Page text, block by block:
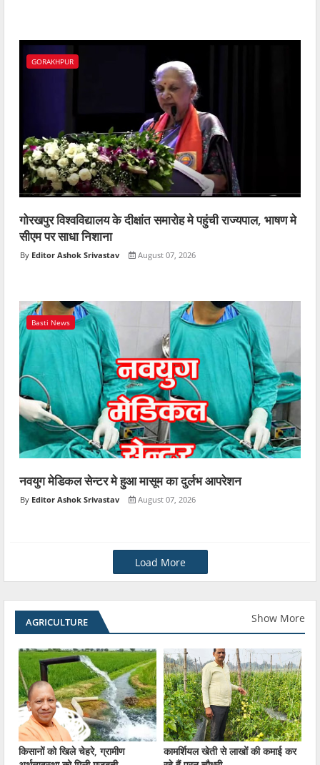
GORAKHPUR
गोरखपुर विश्वविद्यालय के दीक्षांत समारोह मे पहुंची राज्यपाल, भाषण मे
सीएम पर साधा निशाना
Editor Ashok Srivastav August 07, 2026
Basti News
नवयुग मेडिकल सेन्टर मे हुआ मासूम का दुर्लभ आपरेशन
Editor Ashok Srivastav August 07, 2026
Load More
AGRICULTURE Show More
किसानों को खिले चेहरे, ग्रामीण
कामर्शियल खेती से लाखों की कमाई कर